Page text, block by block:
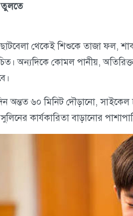
তুলতে
থেকেই শিশুকে তাজা ফল,
অন্যদিকে কোমল পানীয়,
অন্তত ৬০ মিনিট দৌড়ানো,
কার্যকারিতা বাড়ানোর